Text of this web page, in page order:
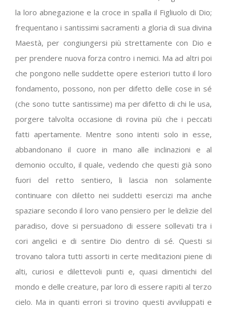
la loro abnegazione e la croce in spalla il Figliuolo di Dio;
frequentano i santissimi sacramenti a gloria di sua divina
Maestà, per congiungersi più strettamente con Dio e
per prendere nuova forza contro i nemici. Ma ad altri poi
che pongono nelle suddette opere esteriori tutto il loro
fondamento, possono, non per difetto delle cose in sé
(che sono tutte santissime) ma per difetto di chi le usa,
porgere talvolta occasione di rovina più che i peccati
fatti apertamente. Mentre sono intenti solo in esse,
abbandonano il cuore in mano alle inclinazioni e al
demonio occulto, il quale, vedendo che questi già sono
fuori del retto sentiero, li lascia non solamente
continuare con diletto nei suddetti esercizi ma anche
spaziare secondo il loro vano pensiero per le delizie del
paradiso, dove si persuadono di essere sollevati tra i
cori angelici e di sentire Dio dentro di sé. Questi si
trovano talora tutti assorti in certe meditazioni piene di
alti, curiosi e dilettevoli punti e, quasi dimentichi del
mondo e delle creature, par loro di essere rapiti al terzo
cielo. Ma in quanti errori si trovino questi avviluppati e